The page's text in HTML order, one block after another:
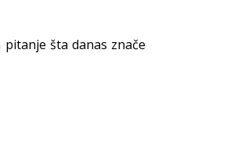
šta danas znače